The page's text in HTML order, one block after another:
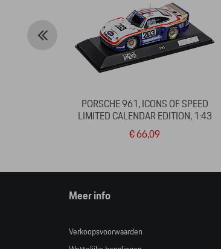
PORSCHE 961, ICONS OF SPEED
LIMITED CALENDAR EDITION, 1:43
€ 66,09
Meer info
Verkoopsvoorwaarden